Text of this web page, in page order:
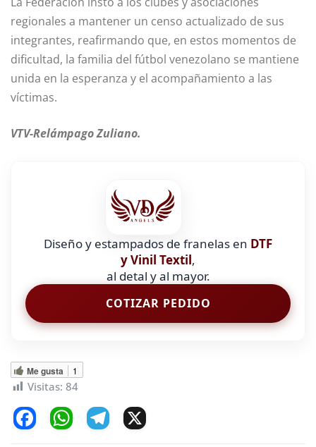
regionales a mantener un censo actualizado de sus
integrantes, reafirmando que, en estos momentos de
dificultad, la familia del fútbol venezolano se mantiene
unida en la esperanza y el acompañamiento a las
víctimas.
VTV-Relámpago Zuliano.
Diseño y estampados de franelas en DTF
y Vinil Textil,
al detal y al mayor.
COTIZAR PEDIDO
Me gusta 1
Visitas: 84
W